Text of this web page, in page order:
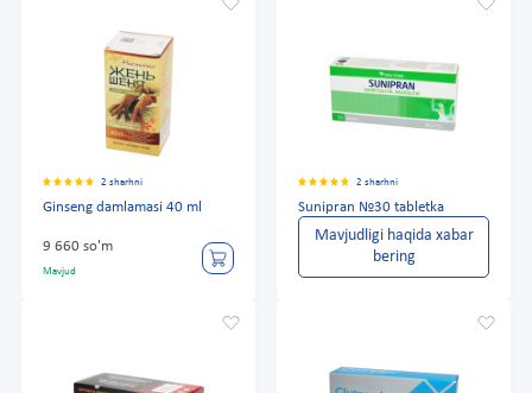
2 sharhni
Ginseng damlamasi 40 ml
9 660 so'm
Mavjud
2 sharhni
Sunipran №30 tabletka
Mavjudligi haqida xabar
bering